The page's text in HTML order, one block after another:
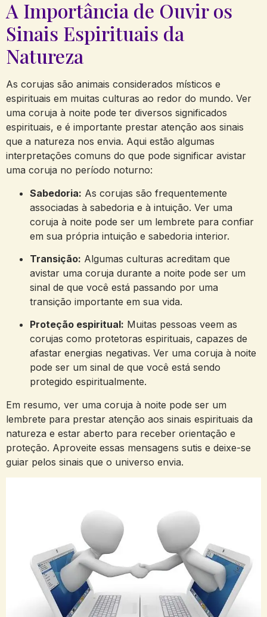
A Importância de Ouvir os
Sinais Espirituais da
Natureza
As corujas são animais considerados místicos e
espirituais em muitas culturas ao redor do mundo. Ver
uma coruja à noite pode ter diversos significados
espirituais, e é importante prestar atenção aos sinais
que a natureza nos envia. Aqui estão algumas
interpretações comuns do que pode significar avistar
uma coruja no período noturno:
Sabedoria: As corujas são frequentemente
associadas à sabedoria e à intuição. Ver uma
coruja à noite pode ser um lembrete para confiar
em sua própria intuição e sabedoria interior.
Transição: Algumas culturas acreditam que
avistar uma coruja durante a noite pode ser um
sinal de que você está passando por uma
transição importante em sua vida.
Proteção espiritual: Muitas pessoas veem as
corujas como protetoras espirituais, capazes de
afastar energias negativas. Ver uma coruja à noite
pode ser um sinal de que você está sendo
protegido espiritualmente.
Em resumo, ver uma coruja à noite pode ser um
lembrete para prestar atenção aos sinais espirituais da
natureza e estar aberto para receber orientação e
proteção. Aproveite essas mensagens sutis e deixe-se
guiar pelos sinais que o universo envia.